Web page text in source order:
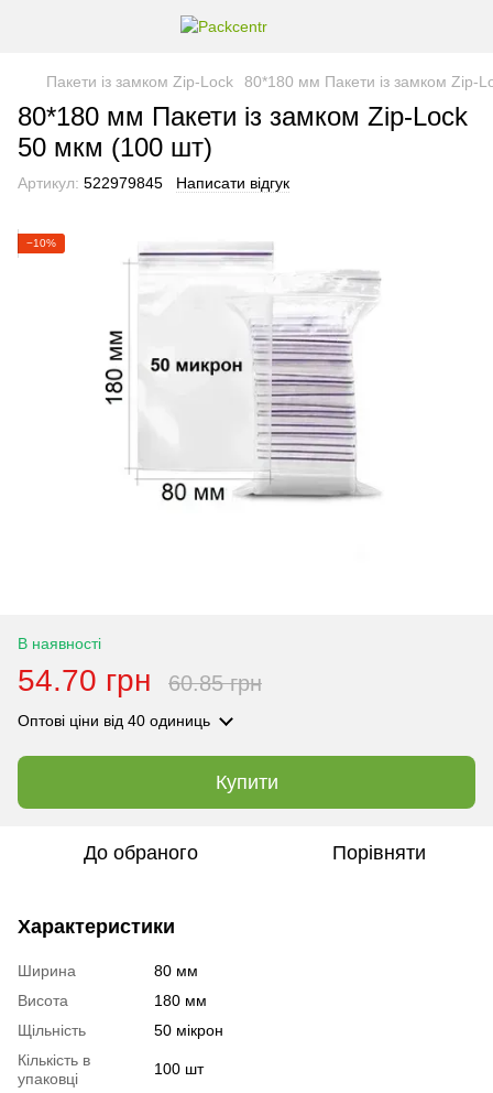
Пакети із замком Zip-Lock 80*180 мм Пакети із замком Zip-
80*180 мм Пакети із замком Zip-Lock
50 мкм (100 шт)
Артикул: 522979845 Написати відгук
−10%
В наявності
54.70 грн 60.85 грн
Оптові ціни від 40 одиниць
Купити
До обраного Порівняти
Характеристики
Ширина
80 мм
Висота
180 мм
Щільність
50 мікрон
Кількість в
упаковці
100 шт